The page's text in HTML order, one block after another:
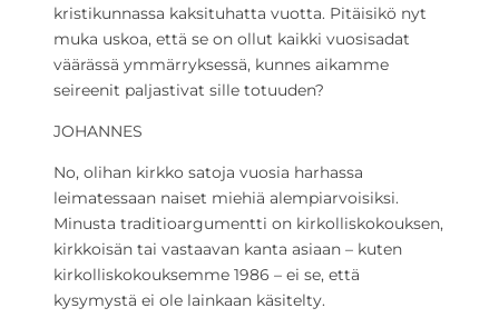
kristikunnassa kaksituhatta vuotta. Pitäisikö nyt
muka uskoa, että se on ollut kaikki vuosisadat
väärässä ymmärryksessä, kunnes aikamme
seireenit paljastivat sille totuuden?
JOHANNES
No, olihan kirkko satoja vuosia harhassa
leimatessaan naiset miehiä alempiarvoisiksi.
Minusta traditioargumentti on kirkolliskokouksen,
kirkkoisän tai vastaavan kanta asiaan – kuten
kirkolliskokouksemme 1986 – ei se, että
kysymystä ei ole lainkaan käsitelty.